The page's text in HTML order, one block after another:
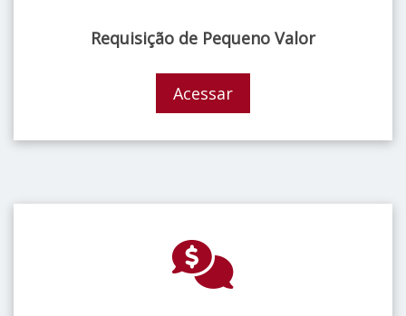
Requisição de Pequeno Valor
Acessar